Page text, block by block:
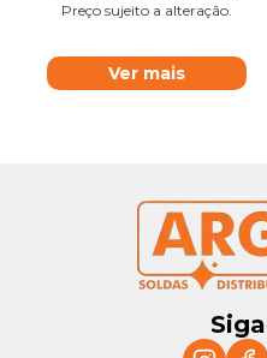
Preço sujeito a alteração.
Ver mais